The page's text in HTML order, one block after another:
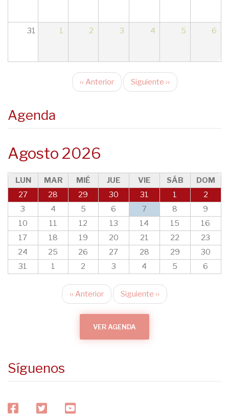
31 1 2 3 4 5 6
Paginación
‹‹ Anterior Siguiente ››
Agenda
Agosto 2026
LUN MAR MIÉ JUE VIE SÁB
DOM
27
28 29 30 31 1
2
3
4 5 6 7 8
9
10
11 12 13 14 15
16
17
18 19 20 21 22
23
24
25 26 27 28 29
30
31
1 2 3 4 5 6
Paginación
‹‹ Anterior Siguiente ››
VER AGENDA
Síguenos
facebooktwitteryoutube